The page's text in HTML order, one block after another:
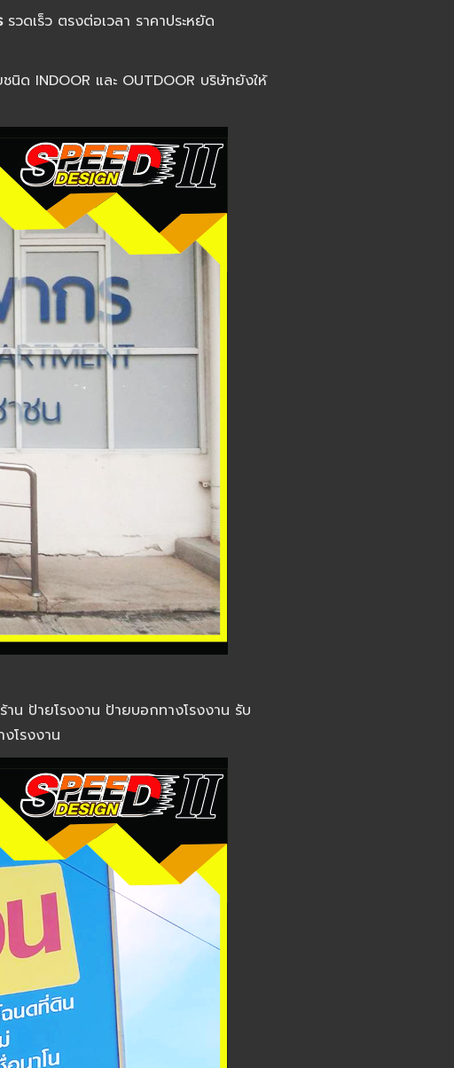
รวดเร็ว ตรงต่อเวลา ราคาประหยัด
ด INDOOR และ OUTDOOR บริษัทยังให้
น ป้ายโรงงาน ป้ายบอกทางโรงงาน รับ
โรงงาน